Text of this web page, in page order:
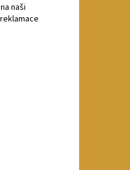
naši